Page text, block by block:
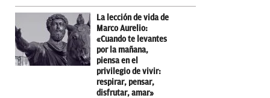
La lección de vida de
Marco Aurelio:
«Cuando te levantes
por la mañana,
piensa en el
privilegio de vivir:
respirar, pensar,
disfrutar, amar»